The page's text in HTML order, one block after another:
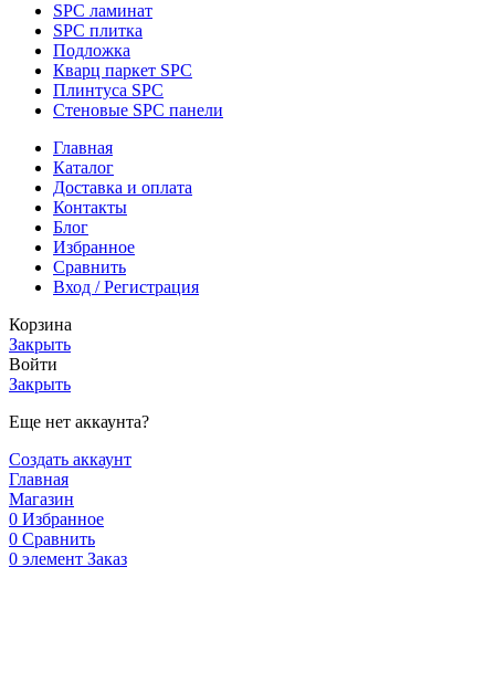
SPC ламинат
SPC плитка
Подложка
Кварц паркет SPC
Плинтуса SPC
Стеновые SPC панели
Главная
Каталог
Доставка и оплата
Контакты
Блог
Избранное
Сравнить
Вход / Регистрация
Корзина
Закрыть
Войти
Закрыть
Еще нет аккаунта?
Создать аккаунт
Главная
Магазин
0 Избранное
0 Сравнить
0 элемент Заказ